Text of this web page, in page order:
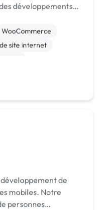
développements
j'utilise
WooCommerce
site internet
de
Notre
personnes